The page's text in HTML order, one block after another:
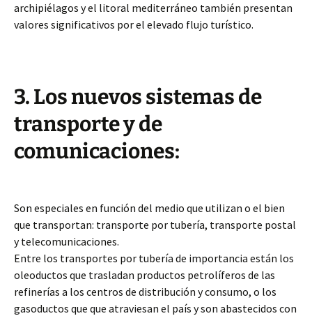
archipiélagos y el litoral mediterráneo también presentan
valores significativos por el elevado flujo turístico.
3. Los nuevos sistemas de
transporte y de
comunicaciones:
Son especiales en función del medio que utilizan o el bien
que transportan: transporte por tubería, transporte postal
y telecomunicaciones.
Entre los transportes por tubería de importancia están los
oleoductos que trasladan productos petrolíferos de las
refinerías a los centros de distribución y consumo, o los
gasoductos que que atraviesan el país y son abastecidos con